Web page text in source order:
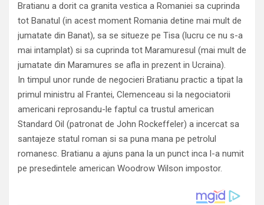
Bratianu a dorit ca granita vestica a Romaniei sa cuprinda
tot Banatul (in acest moment Romania detine mai mult de
jumatate din Banat), sa se situeze pe Tisa (lucru ce nu s-a
mai intamplat) si sa cuprinda tot Maramuresul (mai mult de
jumatate din Maramures se afla in prezent in Ucraina).
In timpul unor runde de negocieri Bratianu practic a tipat la
primul ministru al Frantei, Clemenceau si la negociatorii
americani reprosandu-le faptul ca trustul american
Standard Oil (patronat de John Rockeffeler) a incercat sa
santajeze statul roman si sa puna mana pe petrolul
romanesc. Bratianu a ajuns pana la un punct inca l-a numit
pe presedintele american Woodrow Wilson impostor.